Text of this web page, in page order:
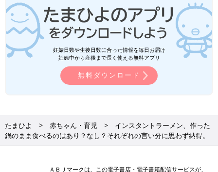
ニトリ「手間のかかる作業がめっちゃラ
ク！」「1台4役で便利」おすすめ調理ア
イテム4選
収納アイテムやキッズ・ベビー向け商品を揃え
るニトリでは、キッチン周りのアイテムも数多
くラインナップされているようです。今回はキ
ッチンアイテムの中でも、使い勝手が良いと
SNSでも話題の調理器具をご紹介します。
妊娠日数や生後日数に合った情報を毎日お届け
妊娠中から産後まで長く使える無料アプリ
無料ダウンロード
たまひよ 赤ちゃん・育児
インスタントラーメン、作った
鍋のまま食べるのはあり？なし？それぞれの言い分に思わず納得。
ＡＢＪマークは、この電子書店・電子書籍配信サービスが、